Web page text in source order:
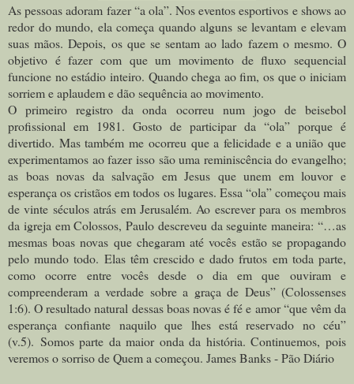
As pessoas adoram fazer “a ola”. Nos eventos esportivos e shows ao
redor do mundo, ela começa quando alguns se levantam e elevam
suas mãos. Depois, os que se sentam ao lado fazem o mesmo. O
objetivo é fazer com que um movimento de fluxo sequencial
funcione no estádio inteiro. Quando chega ao fim, os que o iniciam
sorriem e aplaudem e dão sequência ao movimento.
O primeiro registro da onda ocorreu num jogo de beisebol
profissional em 1981. Gosto de participar da “ola” porque é
divertido. Mas também me ocorreu que a felicidade e a união que
experimentamos ao fazer isso são uma reminiscência do evangelho;
as boas novas da salvação em Jesus que unem em louvor e
esperança os cristãos em todos os lugares. Essa “ola” começou mais
de vinte séculos atrás em Jerusalém. Ao escrever para os membros
da igreja em Colossos, Paulo descreveu da seguinte maneira: “…as
mesmas boas novas que chegaram até vocês estão se propagando
pelo mundo todo. Elas têm crescido e dado frutos em toda parte,
como ocorre entre vocês desde o dia em que ouviram e
compreenderam a verdade sobre a graça de Deus” (Colossenses
1:6). O resultado natural dessas boas novas é fé e amor “que vêm da
esperança confiante naquilo que lhes está reservado no céu”
(v.5). Somos parte da maior onda da história. Continuemos, pois
veremos o sorriso de Quem a começou. James Banks - Pão Diário